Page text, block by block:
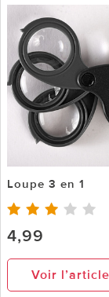
Loupe 3 en 1
4,99
Voir l’article